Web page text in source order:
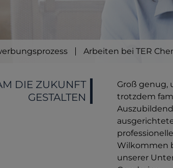
Arbeiten bei TER
DIE ZUKUNFT
GESTALTEN
Groß genug,
trotzdem
Wilkommen
unserer